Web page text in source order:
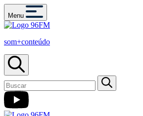
Menu
som+conteúdo